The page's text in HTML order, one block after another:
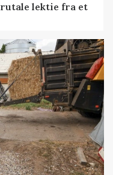
lektie fra et